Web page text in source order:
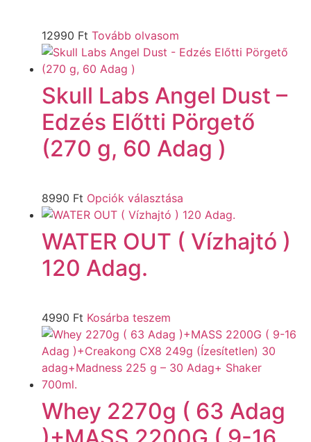
12990 Ft Tovább olvasom
Skull Labs Angel Dust –
Edzés Előtti Pörgető
(270 g, 60 Adag )
8990 Ft Opciók választása
WATER OUT ( Vízhajtó )
120 Adag.
4990 Ft Kosárba teszem
Whey 2270g ( 63 Adag